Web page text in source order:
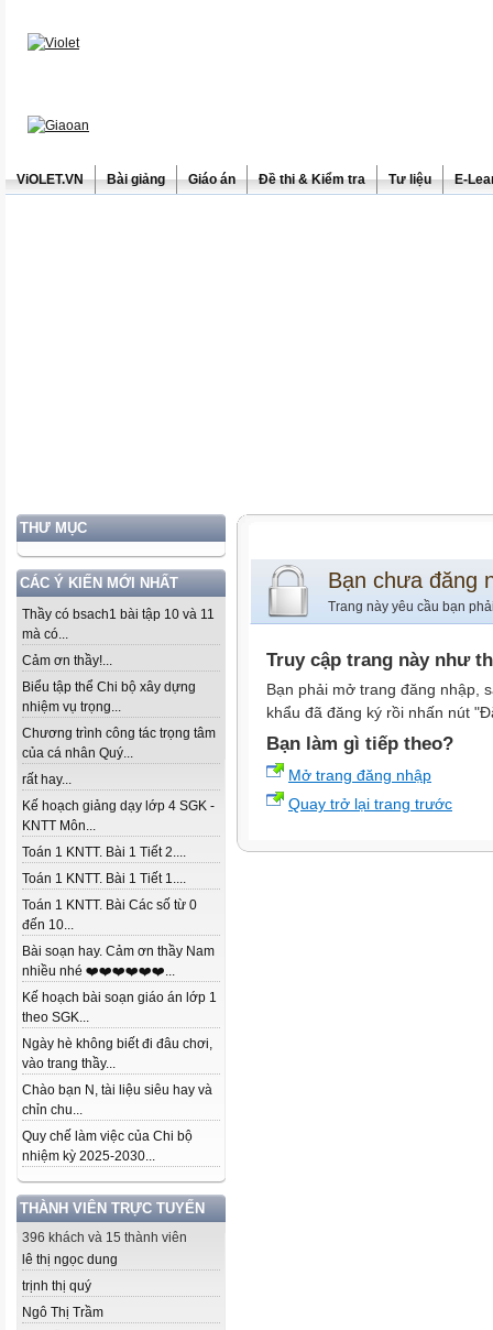
ViOLET.VN Bài giảng Giáo án Đề thi & Kiểm tra Tư liệu E-
THƯ MỤC
CÁC Ý KIẾN MỚI NHẤT
Thầy có bsach1 bài tập 10 và 11
mà có...
Cảm ơn thầy!...
Biểu tập thể Chi bộ xây dựng
nhiệm vụ trọng...
Chương trình công tác trọng tâm
của cá nhân Quý...
rất hay...
Kế hoạch giảng dạy lớp 4 SGK -
KNTT Môn...
Toán 1 KNTT. Bài 1 Tiết 2....
Toán 1 KNTT. Bài 1 Tiết 1....
Toán 1 KNTT. Bài Các số từ 0
đến 10...
Bài soạn hay. Cảm ơn thầy Nam
nhiều nhé ❤️❤️❤️❤️❤️❤️...
Kế hoạch bài soạn giáo án lớp 1
theo SGK...
Ngày hè không biết đi đâu chơi,
vào trang thầy...
Chào bạn N, tài liệu siêu hay và
chỉn chu...
Quy chế làm việc của Chi bộ
nhiệm kỳ 2025-2030...
THÀNH VIÊN TRỰC TUYẾN
396 khách và 15 thành viên
lê thị ngọc dung
trịnh thị quý
Ngô Thị Trầm
Bạn chưa đăng
Trang này yêu cầu bạn
Truy cập trang này như
Bạn phải mở trang đăng nhập,
khẩu đã đăng ký rồi nhấn nút
Bạn làm gì tiếp theo?
Mở trang đăng nhập
Quay trở lại trang trước